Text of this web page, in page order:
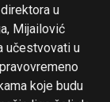
u
Mijailović
učestvovati u
koje budu